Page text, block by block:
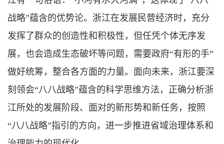
战略”蕴含的优势论。浙江在发展民营经济时，充分
发挥了群众的创造性和积极性，但任凭个体无序发
展，也会造成生态破坏等问题，需要政府“有形的手”
做好统筹，整合各方面的力量。面向未来，浙江要深
刻领会“八八战略”蕴含的科学思维方法，正确分析浙
江所处的发展阶段、面对的新形势和新任务，按照
“八八战略”指引的方向，进一步推进省域治理体系和